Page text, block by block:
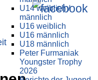
U14 weiblich /
männlich
U16 weiblich
U16 männlich
U18 männlich
Peter Furmaniak
Youngster Trophy
2026